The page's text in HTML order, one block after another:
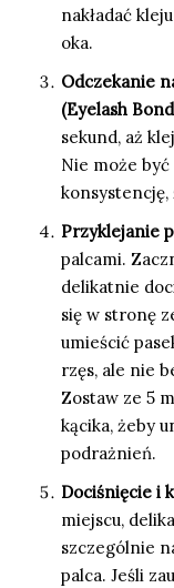
nakładać
oka.
Odczekanie
(Eyelash
sekund, aż
Nie może
konsystencję,
Przyklejanie
palcami.
delikatnie
się w stronę
umieścić
rzęs, ale nie
Zostaw ze 5
kącika, żeby
podrażnień.
Dociśnięcie i
miejscu,
szczególnie
palca. Jeśli